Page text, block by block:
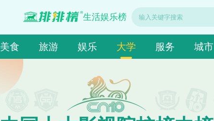
生活娱乐榜
美食 旅游 娱乐 大学 服务 城市